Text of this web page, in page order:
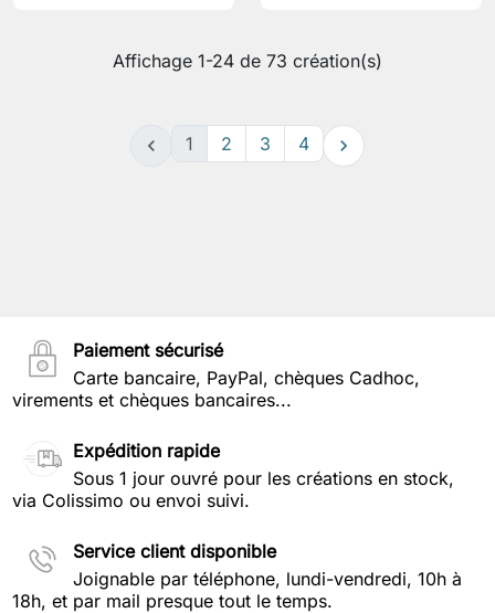
Affichage 1-24 de 73 création(s)
 1 2 3 4 
Paiement sécurisé
Carte bancaire, PayPal, chèques Cadhoc,
virements et chèques bancaires...
Expédition rapide
Sous 1 jour ouvré pour les créations en stock,
via Colissimo ou envoi suivi.
Service client disponible
Joignable par téléphone, lundi-vendredi, 10h à
18h, et par mail presque tout le temps.